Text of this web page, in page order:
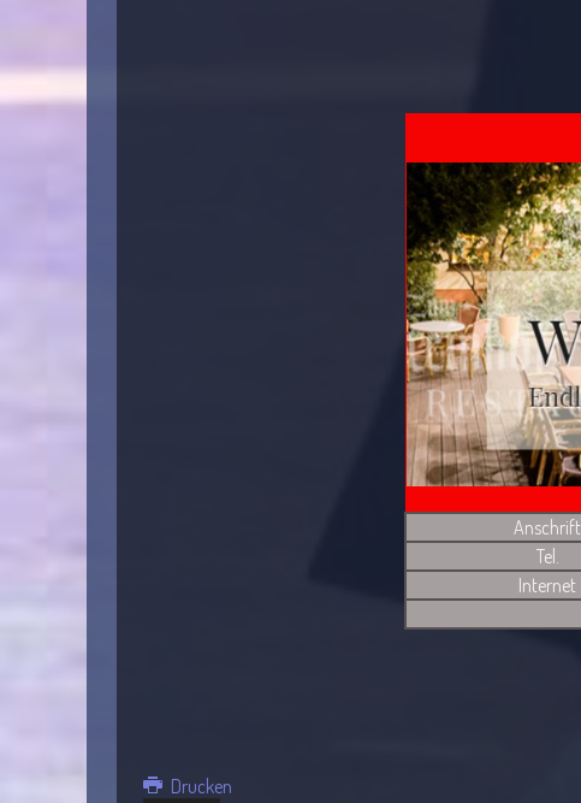
Anschrift
Tel.
Internet
Drucken